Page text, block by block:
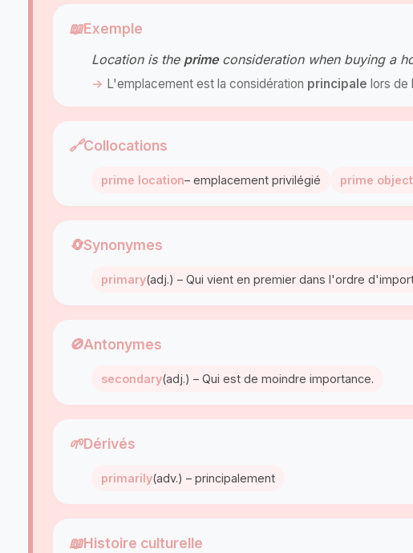
📖Exemple
Location is the primeconsideration when buying a
L'emplacement est la considération principale lors de
🔗Collocations
prime location– emplacement privilégié prime
🔄Synonymes
primary(adj.) – Qui vient en premier dans l'ordre
🚫Antonymes
secondary(adj.) – Qui est de moindre importance.
🌱Dérivés
primarily(adv.) – principalement
📖Histoire culturelle